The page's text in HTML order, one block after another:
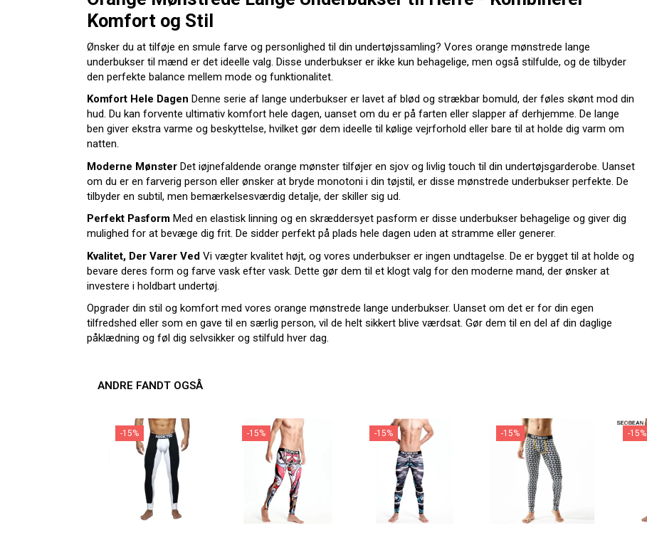
Komfort og Stil
Ønsker du at tilføje en smule farve og personlighed til din undertøjssamling? Vores orange mønstrede lange
underbukser til mænd er det ideelle valg. Disse underbukser er ikke kun behagelige, men også stilfulde, og de tilbyder
den perfekte balance mellem mode og funktionalitet.
Komfort Hele Dagen Denne serie af lange underbukser er lavet af blød og strækbar bomuld, der føles skønt mod din
hud. Du kan forvente ultimativ komfort hele dagen, uanset om du er på farten eller slapper af derhjemme. De lange
ben giver ekstra varme og beskyttelse, hvilket gør dem ideelle til kølige vejrforhold eller bare til at holde dig varm om
natten.
Moderne Mønster Det iøjnefaldende orange mønster tilføjer en sjov og livlig touch til din undertøjsgarderobe. Uanset
om du er en farverig person eller ønsker at bryde monotoni i din tøjstil, er disse mønstrede underbukser perfekte. De
tilbyder en subtil, men bemærkelsesværdig detalje, der skiller sig ud.
Perfekt Pasform Med en elastisk linning og en skræddersyet pasform er disse underbukser behagelige og giver dig
mulighed for at bevæge dig frit. De sidder perfekt på plads hele dagen uden at stramme eller generer.
Kvalitet, Der Varer Ved Vi vægter kvalitet højt, og vores underbukser er ingen undtagelse. De er bygget til at holde og
bevare deres form og farve vask efter vask. Dette gør dem til et klogt valg for den moderne mand, der ønsker at
investere i holdbart undertøj.
Opgrader din stil og komfort med vores orange mønstrede lange underbukser. Uanset om det er for din egen
tilfredshed eller som en gave til en særlig person, vil de helt sikkert blive værdsat. Gør dem til en del af din daglige
påklædning og føl dig selvsikker og stilfuld hver dag.
ANDRE FANDT OGSÅ
-15% -15% -15% -15% -15%